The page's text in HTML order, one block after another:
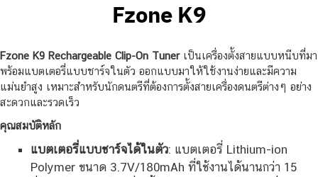
Fzone K9
Fzone K9 Rechargeable Clip-On Tunerเป็นเครื่องตั้งสายแบบหนีบที่มา
พร้อมแบตเตอรี่แบบชาร์จในตัว ออกแบบมาให้ใช้งานง่ายและมีความ
แม่นยำสูง เหมาะสำหรับนักดนตรีที่ต้องการตั้งสายเครื่องดนตรีต่างๆ อย่าง
สะดวกและรวดเร็ว
คุณสมบัติหลัก
แบตเตอรี่แบบชาร์จได้ในตัว: แบตเตอรี่ Lithium-ion
Polymer ขนาด 3.7V/180mAh ที่ใช้งานได้นานกว่า 15